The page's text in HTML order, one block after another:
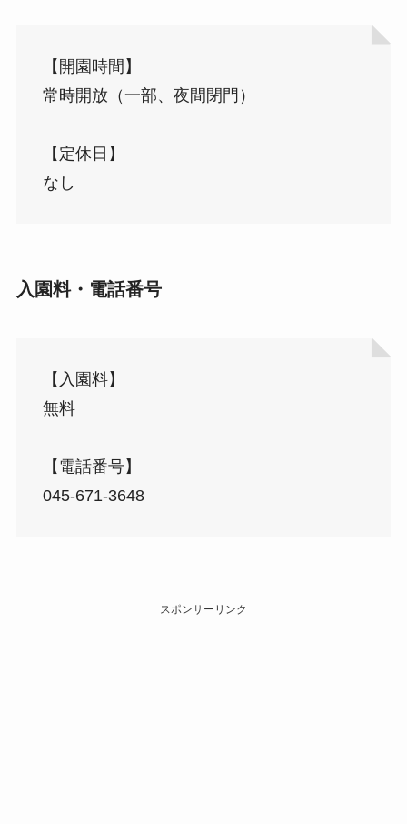
【開園時間】
常時開放（一部、夜間閉門）
【定休日】
なし
入園料・電話番号
【入園料】
無料
【電話番号】
045-671-3648
スポンサーリンク